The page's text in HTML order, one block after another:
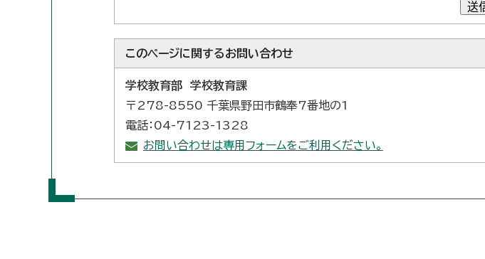
送
このページに関するお問い合わせ
学校教育部 学校教育課
〒278-8550 千葉県野田市鶴奉7番地の1
電話：04-7123-1328
お問い合わせは専用フォームをご利用ください。